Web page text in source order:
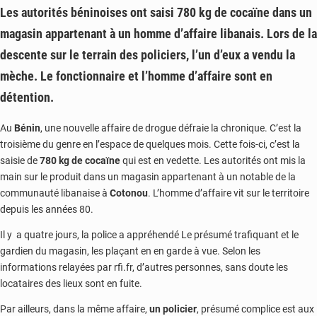
Les autorités béninoises ont saisi 780 kg de cocaïne dans un
magasin appartenant à un homme d’affaire libanais. Lors de la
descente sur le terrain des policiers, l’un d’eux a vendu la
mèche. Le fonctionnaire et l’homme d’affaire sont en
détention.
Au Bénin, une nouvelle affaire de drogue défraie la chronique. C’est la
troisième du genre en l’espace de quelques mois. Cette fois-ci, c’est la
saisie de780 kg de cocaïnequi est en vedette. Les autorités ont mis la
main sur le produit dans un magasin appartenant à un notable de la
communauté libanaise à Cotonou. L’homme d’affaire vit sur le territoire
depuis les années 80.
Il y a quatre jours, la police a appréhendé Le présumé trafiquant et le
gardien du magasin, les plaçant en en garde à vue. Selon les
informations relayées par rfi.fr, d’autres personnes, sans doute les
locataires des lieux sont en fuite.
Par ailleurs, dans la même affaire, un policier, présumé complice est aux